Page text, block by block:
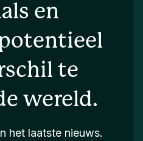
en
te
wereld.
het laatste nieuws.